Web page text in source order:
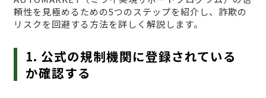
頼性を見極めるための5つのステップを紹介し、詐欺の
リスクを回避する方法を詳しく解説します。
1. 公式の規制機関に登録されている
か確認する